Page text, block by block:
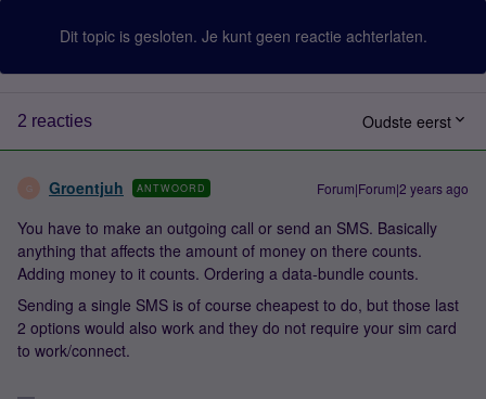
Dit topic is gesloten. Je kunt geen reactie achterlaten.
2 reacties Oudste eerst
G Groentjuh ANTWOORD Forum|Forum|2 years ago
You have to make an outgoing call or send an SMS. Basically
anything that affects the amount of money on there counts.
Adding money to it counts. Ordering a data-bundle counts.
Sending a single SMS is of course cheapest to do, but those last
2 options would also work and they do not require your sim card
to work/connect.